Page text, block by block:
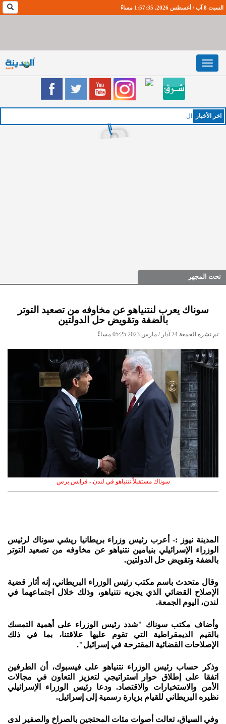
السبت 8 آب / أغسطس 2026. 1:57:35 مساءً
Toggle
navigation
اخر اﻷخبار الخميس :
تحت المجهر
سوناك يعرب لنتنياهو عن مخاوفه من تصعيد التوتر
بالضفة وتقويض حل الدولتين
تم نشره الجمعة 24 آذار / مارس 2023 05:25 مساءً
سوناك مستقبلاً نتنياهو في لندن - فرانس برس
المدينة نيوز :- أعرب رئيس وزراء بريطانيا ريشي سوناك لرئيس
الوزراء الإسرائيلي بنيامين نتنياهو عن مخاوفه من تصعيد التوتر
بالضفة وتقويض حل الدولتين.
وقال متحدث باسم مكتب رئيس الوزراء البريطاني، إنه أثار قضية
الإصلاح القضائي الذي يجريه نتنياهو، وذلك خلال اجتماعهما في
لندن، اليوم الجمعة.
وأضاف مكتب سوناك "شدد رئيس الوزراء على أهمية التمسك
بالقيم الديمقراطية التي تقوم عليها علاقتنا، بما في ذلك
الإصلاحات القضائية المقترحة في إسرائيل".
وذكر حساب رئيس الوزراء نتنياهو على فيسبوك، أن الطرفين
اتفقا على إطلاق حوار استراتيجي لتعزيز التعاون في مجالات
الأمن والاستخبارات والاقتصاد. ودعا رئيس الوزراء الإسرائيلي
نظيره البريطاني للقيام بزيارة رسمية إلى إسرائيل.
وفي السياق، تعالت أصوات مئات المحتجين بالصراخ والصفير لدى